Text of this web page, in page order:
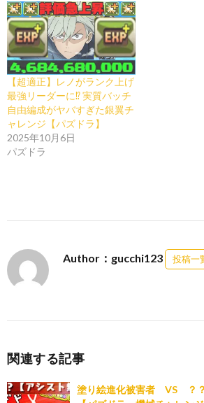
【超適正】レノがランク上げ
最強リーダーに⁉︎ 実質バッチ
自由編成がヤバすぎた銀翼チ
ャレンジ【パズドラ】
2025年10月6日
パズドラ
Author：gucchi123 投稿一
関連する記事
塗り絵進化被害者 VS ？